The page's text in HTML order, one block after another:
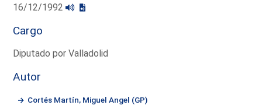
16/12/1992
Cargo
Diputado por Valladolid
Autor
Cortés Martín, Miguel Angel (GP)